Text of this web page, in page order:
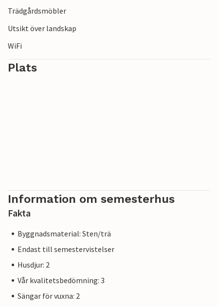
Trädgårdsmöbler
Utsikt över landskap
WiFi
Plats
Information om semesterhus
Fakta
Byggnadsmaterial: Sten/trä
Endast till semestervistelser
Husdjur: 2
Vår kvalitetsbedömning: 3
Sängar för vuxna: 2